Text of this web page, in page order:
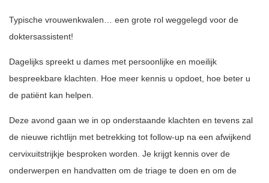
Typische vrouwenkwalen… een grote rol weggelegd voor de
doktersassistent!
Dagelijks spreekt u dames met persoonlijke en moeilijk
bespreekbare klachten. Hoe meer kennis u opdoet, hoe beter u
de patiënt kan helpen.
Deze avond gaan we in op onderstaande klachten en tevens zal
de nieuwe richtlijn met betrekking tot follow-up na een afwijkend
cervixuitstrijkje besproken worden. Je krijgt kennis over de
onderwerpen en handvatten om de triage te doen en om de